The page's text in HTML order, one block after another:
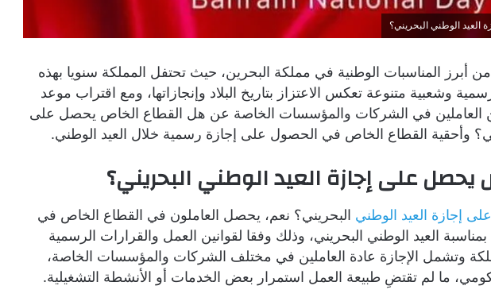
الوطني البحريني؟
من أبرز المناسبات الوطنية في مملكة البحرين، حيث تحتفل المملكة سنويا بهذه
وشعبية متنوعة تعكس الاعتزاز بتاريخ البلاد وإنجازاتها، ومع اقتراب موعد
من العاملين في الشركات والمؤسسات الخاصة عن هل القطاع الخاص يحصل على
وأحقية القطاع الخاص في الحصول على إجازة رسمية خلال العيد الوطني.
على إجازة العيد الوطني البحريني؟
إجازة العيد الوطني البحريني؟ نعم، يحصل العاملون في القطاع الخاص في
العيد الوطني البحريني، وذلك وفقا لقوانين العمل والقرارات الرسمية
وتشمل الإجازة عادة العاملين في مختلف الشركات والمؤسسات الخاصة،
ما لم تقتضِ طبيعة العمل استمرار بعض الخدمات أو الأنشطة التشغيلية.